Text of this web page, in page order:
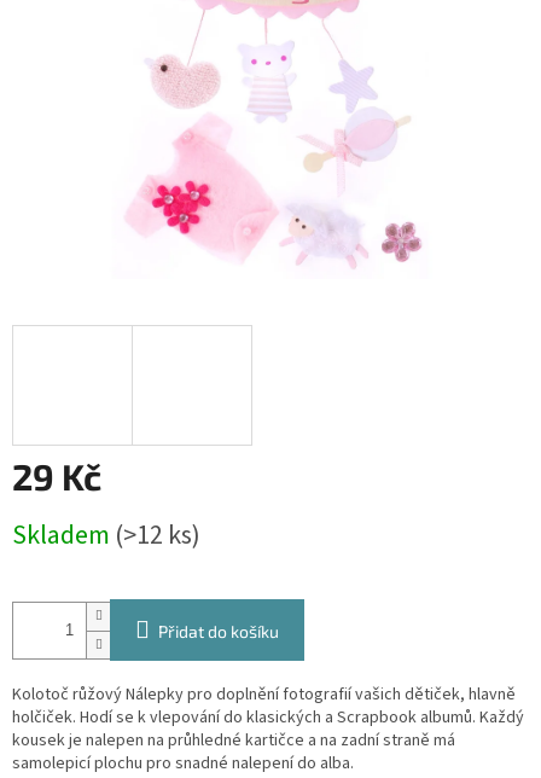
29 Kč
cena:
Skladem (>12 ks)
Přidat do košíku
Kolotoč růžový Nálepky pro doplnění fotografií vašich dětiček, hlavně
holčiček. Hodí se k vlepování do klasických a Scrapbook albumů. Každý
kousek je nalepen na průhledné kartičce a na zadní straně má
samolepicí plochu pro snadné nalepení do alba.